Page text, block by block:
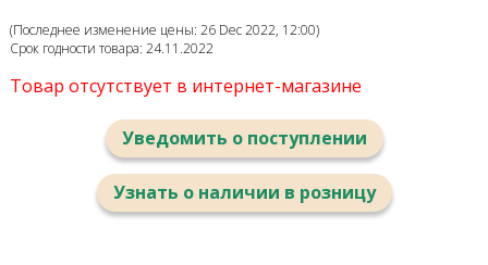
(Последнее изменение цены: 26 Dec 2022, 12:00)
Срок годности товара: 24.11.2022
Товар отсутствует в интернет-магазине
Уведомить о поступлении
Узнать о наличии в розницу